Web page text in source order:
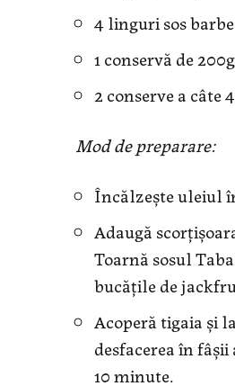
4 linguri sos
1 conservă de
2 conserve a câte
Mod de preparare:
Încălzește uleiul
Adaugă
Toarnă sosul
bucățile de
Acoperă tigaia și
desfacerea în
10 minute.